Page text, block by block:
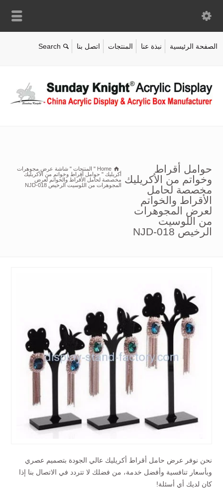
الصفحة الرئيسية نبذة عنا المنتجات اتصل بنا
حوامل أقراط
وخواتم من الأكريليك
مخصصة لحامل
الأقراط والخواتم
لعرض المجوهرات
من اللوسيت
الرخيص NJD-018
Home
" المنتجات " شاشة عرض مجوهرات
أكريليك " حوامل أقراط وخواتم من الأكريليك
مخصصة لحامل الأقراط والخواتم لعرض
المجوهرات من اللوسيت الرخيص NJD-018
نحن نوفر عرض حامل أقراط أكريليك عالي الجودة بتصميم عصري
وبأسعار تنافسية وأفضل خدمة، من فضلك لا تتردد في الاتصال بنا إذا
كان لديك أي أسئلة!